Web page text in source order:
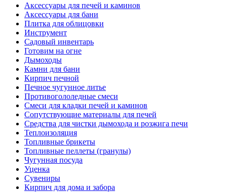
Аксессуары для печей и каминов
Аксессуары для бани
Плитка для облицовки
Инструмент
Садовый инвентарь
Готовим на огне
Дымоходы
Камни для бани
Кирпич печной
Печное чугунное литье
Противогололедные смеси
Смеси для кладки печей и каминов
Сопутствующие материалы для печей
Средства для чистки дымохода и розжига печи
Теплоизоляция
Топливные брикеты
Топливные пеллеты (гранулы)
Чугунная посуда
Уценка
Сувениры
Кирпич для дома и забора